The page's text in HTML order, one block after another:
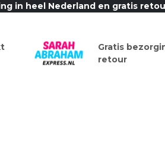
in heel Nederland en gratis
Gratis
retour